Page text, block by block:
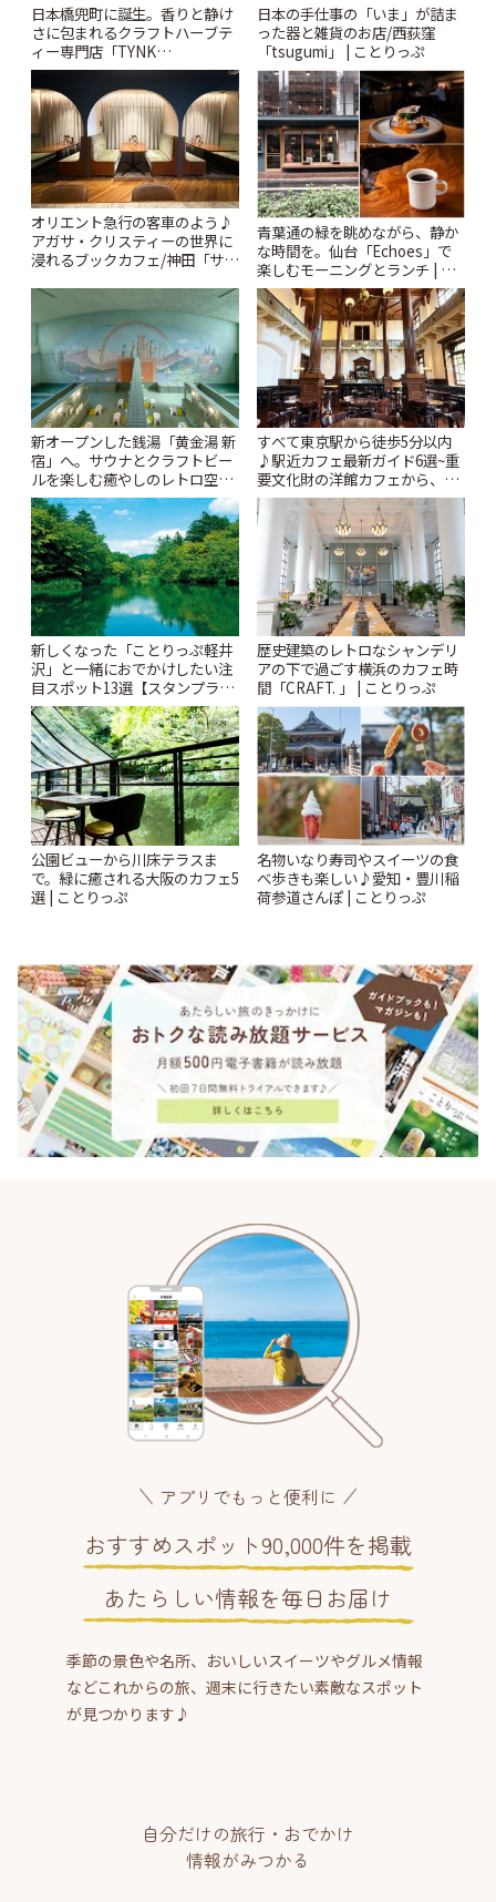
日本橋兜町に誕生。香りと静け
さに包まれるクラフトハーブテ
ィー専門店「TYNK
Kabutocho」 | ことりっぷ
日本の手仕事の「いま」が詰ま
った器と雑貨のお店/西荻窪
「tsugumi」 | ことりっぷ
オリエント急行の客車のよう♪
アガサ・クリスティーの世界に
浸れるブックカフェ/神田「サロ
青葉通の緑を眺めながら、静か
な時間を。仙台「Echoes」で
楽しむモーニングとランチ | こ
とりっぷ
新オープンした銭湯「黄金湯 新
宿」へ。サウナとクラフトビー
ルを楽しむ癒やしのレトロ空間
| ことりっぷ
すべて東京駅から徒歩5分以内
♪駅近カフェ最新ガイド6選~重
要文化財の洋館カフェから、改
札すぐのレトロ喫茶まで~ | こと
りっぷ
新しくなった「ことりっぷ軽井
沢」と一緒におでかけしたい注
目スポット13選【スタンプラリ
ー開催中】 | ことりっぷ
歴史建築のレトロなシャンデリ
アの下で過ごす横浜のカフェ時
間「CRAFT. 」 | ことりっぷ
公園ビューから川床テラスま
で。緑に癒される大阪のカフェ5
選 | ことりっぷ
名物いなり寿司やスイーツの食
べ歩きも楽しい♪愛知・豊川稲
荷参道さんぽ | ことりっぷ
アプリでもっと便利に
おすすめスポット90,000件を掲載
あたらしい情報を毎日お届け
季節の景色や名所、おいしいスイーツやグルメ情報
などこれからの旅、週末に行きたい素敵なスポット
が見つかります♪
自分だけの旅行・おでかけ
情報がみつかる